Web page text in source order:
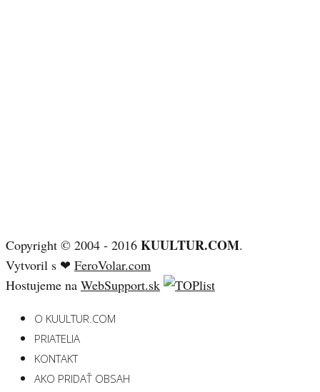
Copyright © 2004 - 2016 KUULTUR.COM.
Vytvoril s ❤ FeroVolar.com
Hostujeme na WebSupport.sk
O KUULTUR.COM
PRIATELIA
KONTAKT
AKO PRIDAŤ OBSAH